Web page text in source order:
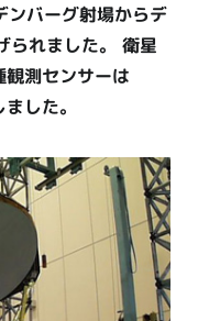
ンバーグ射場からデ
られました。 衛星
観測センサーは
した。